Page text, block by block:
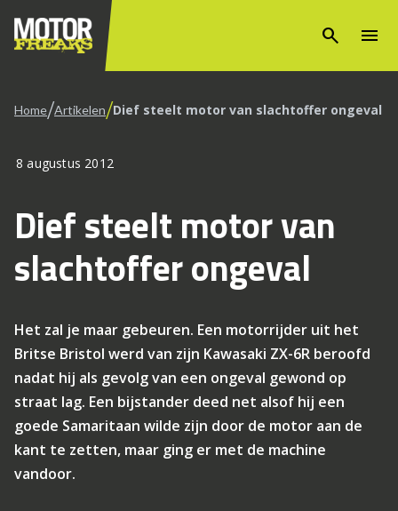
search menu
Home/Artikelen/Dief steelt motor van slachtoffer ongeval
8 augustus 2012
Dief steelt motor van
slachtoffer ongeval
Het zal je maar gebeuren. Een motorrijder uit het
Britse Bristol werd van zijn Kawasaki ZX-6R beroofd
nadat hij als gevolg van een ongeval gewond op
straat lag. Een bijstander deed net alsof hij een
goede Samaritaan wilde zijn door de motor aan de
kant te zetten, maar ging er met de machine
vandoor.